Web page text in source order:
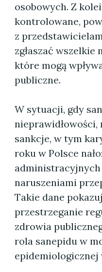
osobowych. Z
kontrolowane,
z
zgłaszać wszelkie
które mogą
publiczne.
W sytuacji, gdy
nieprawidłowości,
sankcje, w tym
roku w Polsce
administracyjnych
naruszeniami
Takie dane
przestrzeganie
zdrowia
rola sanepidu w
epidemiologicznej